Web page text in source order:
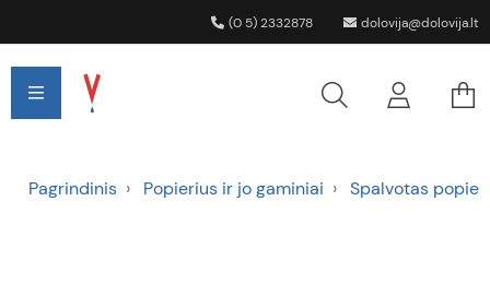
(0 5) 2332878 dolovija@dolovija.lt
Pagrindinis Popierius ir jo gaminiai Spalvotas